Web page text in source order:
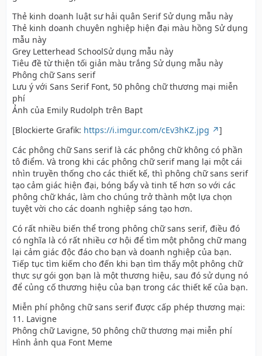
Thẻ kinh doanh luật sư hải quân Serif Sử dụng mẫu này
Thẻ kinh doanh chuyên nghiệp hiện đại màu hồng Sử dụng
mẫu này
Grey Letterhead SchoolSử dụng mẫu này
Tiêu đề từ thiện tối giản màu trắng Sử dụng mẫu này
Phông chữ Sans serif
Lưu ý với Sans Serif Font, 50 phông chữ thương mại miễn
phí
Ảnh của Emily Rudolph trên Bapt
[Blockierte Grafik: https://i.imgur.com/cEv3hKZ.jpg
]
Các phông chữ Sans serif là các phông chữ không có phần
tô điểm. Và trong khi các phông chữ serif mang lại một cái
nhìn truyền thống cho các thiết kế, thì phông chữ sans serif
tạo cảm giác hiện đại, bóng bẩy và tinh tế hơn so với các
phông chữ khác, làm cho chúng trở thành một lựa chọn
tuyệt vời cho các doanh nghiệp sáng tạo hơn.
Có rất nhiều biến thể trong phông chữ sans serif, điều đó
có nghĩa là có rất nhiều cơ hội để tìm một phông chữ mang
lại cảm giác độc đáo cho bạn và doanh nghiệp của bạn.
Tiếp tục tìm kiếm cho đến khi bạn tìm thấy một phông chữ
thực sự gói gọn bạn là một thương hiệu, sau đó sử dụng nó
để củng cố thương hiệu của bạn trong các thiết kế của bạn.
Miễn phí phông chữ sans serif được cấp phép thương mại:
11. Lavigne
Phông chữ Lavigne, 50 phông chữ thương mại miễn phí
Hình ảnh qua Font Meme